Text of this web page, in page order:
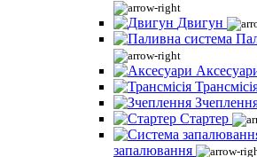
Двигун
Стартер
запалювання